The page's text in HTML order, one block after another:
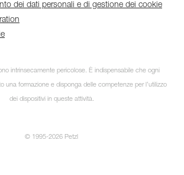
dei dati personali e di gestione dei cookie
intrinsecamente pericolose. È indispensabile che ogni
una formazione e disponga delle competenze per l’utilizzo
dei dispositivi in queste attività.
© 1995-2026 Petzl